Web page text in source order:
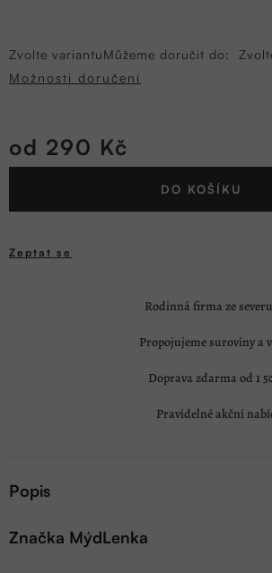
Zvolte variantuMůžeme doručit do:
Možnosti doručení
od 290 Kč
Měrná
DO KOŠÍKU
Zeptat se
Rodinná firma ze
Propojujeme suroviny a
Doprava zdarma od 1
Pravidelné akční
Popis
Značka MýdLenka